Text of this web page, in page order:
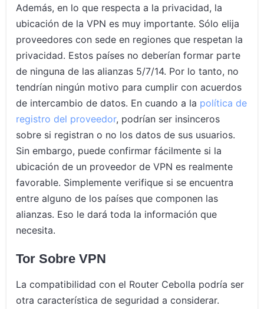
Además, en lo que respecta a la privacidad, la
ubicación de la VPN es muy importante. Sólo elija
proveedores con sede en regiones que respetan la
privacidad. Estos países no deberían formar parte
de ninguna de las alianzas 5/7/14. Por lo tanto, no
tendrían ningún motivo para cumplir con acuerdos
de intercambio de datos. En cuando a la política de
registro del proveedor, podrían ser insinceros
sobre si registran o no los datos de sus usuarios.
Sin embargo, puede confirmar fácilmente si la
ubicación de un proveedor de VPN es realmente
favorable. Simplemente verifique si se encuentra
entre alguno de los países que componen las
alianzas. Eso le dará toda la información que
necesita.
Tor Sobre VPN
La compatibilidad con el Router Cebolla podría ser
otra característica de seguridad a considerar.